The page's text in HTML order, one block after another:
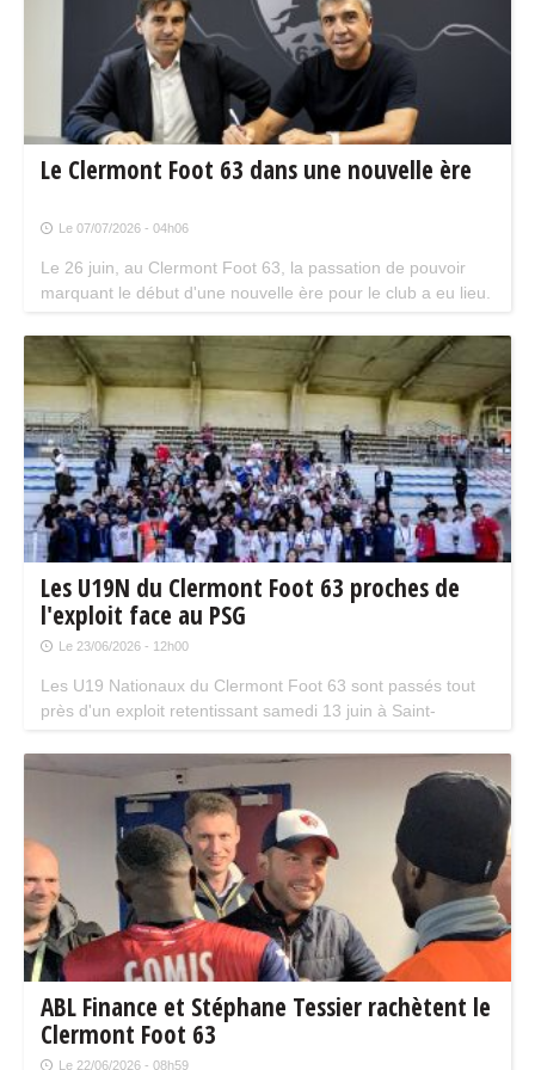
Le Clermont Foot 63 dans une nouvelle ère
Le 07/07/2026 - 04h06
Le 26 juin, au Clermont Foot 63, la passation de pouvoir
marquant le début d'une nouvelle ère pour le club a eu lieu.
Coresports Alliance, a officiellement transmis les rênes du
club à Stéphane Tessier, représentant de la société ABL
Finance, désormais nouveau propriétaire du Clermont Foot
63.
Les U19N du Clermont Foot 63 proches de
l'exploit face au PSG
Le 23/06/2026 - 12h00
Les U19 Nationaux du Clermont Foot 63 sont passés tout
près d'un exploit retentissant samedi 13 juin à Saint-
ABL Finance et Stéphane Tessier rachètent le
Clermont Foot 63
Le 22/06/2026 - 08h59